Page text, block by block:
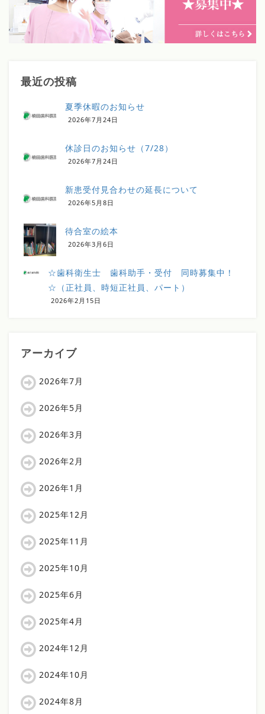
最近の投稿
夏季休暇のお知らせ
2026年7月24日
休診日のお知らせ（7/28）
2026年7月24日
新患受付見合わせの延長について
2026年5月8日
待合室の絵本
2026年3月6日
☆歯科衛生士 歯科助手・受付 同時募集中！
☆（正社員、時短正社員、パート）
2026年2月15日
アーカイブ
2026年7月
2026年5月
2026年3月
2026年2月
2026年1月
2025年12月
2025年11月
2025年10月
2025年6月
2025年4月
2024年12月
2024年10月
2024年8月